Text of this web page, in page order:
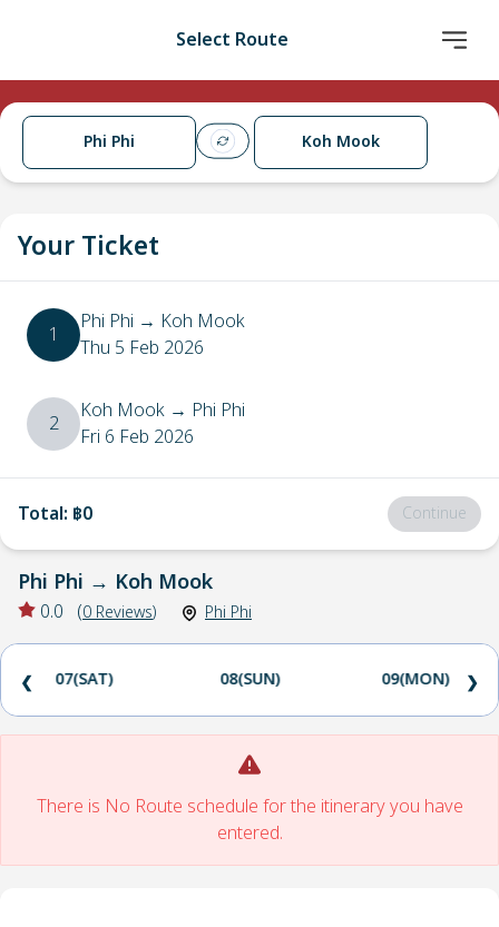
Select Route
Phi Phi Koh Mook
Your Ticket
1 Phi Phi → Koh Mook
Thu 5 Feb 2026
2 Koh Mook → Phi Phi
Fri 6 Feb 2026
Total: ฿0 Continue
Phi Phi → Koh Mook
0.0 (0 Reviews) Phi Phi
07(SAT) 08(SUN) 09(MON)
❮ ❯
There is No Route schedule for the itinerary you have
entered.